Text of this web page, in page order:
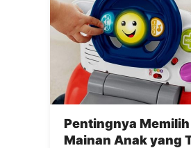
Pentingnya Memilih
Mainan Anak yang